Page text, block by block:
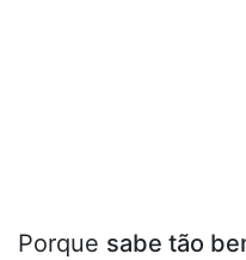
Porque sabe tão